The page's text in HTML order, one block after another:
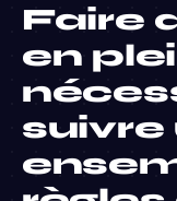
Faire
en
suivre